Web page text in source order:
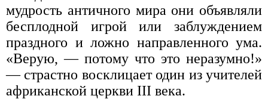
мудрость античного мира они объявляли
бесплодной игрой или заблуждением
праздного и ложно направленного ума.
«Верую, — потому что это неразумно!»
— страстно восклицает один из учителей
африканской церкви III века.